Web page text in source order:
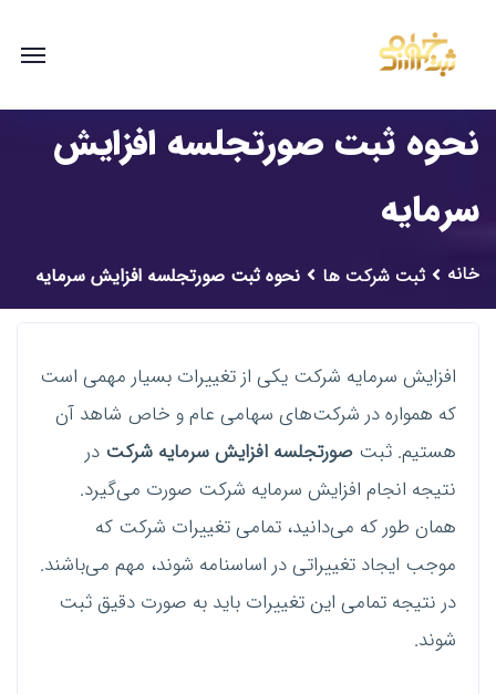
نحوه ثبت صورتجلسه افزایش
سرمایه
خانه ثبت شرکت ها نحوه ثبت صورتجلسه افزایش سرمایه
افزایش سرمایه شرکت یکی از تغییرات بسیار مهمی است
که همواره در شرکت‌های سهامی عام و خاص شاهد آن
هستیم. ثبت صورتجلسه افزایش سرمایه شرکت در
نتیجه انجام افزایش سرمایه شرکت صورت می‌گیرد.
همان طور که می‌دانید، تمامی تغییرات شرکت که
موجب ایجاد تغییراتی در اساسنامه شوند، مهم می‌باشند.
در نتیجه تمامی این تغییرات باید به صورت دقیق ثبت
شوند.